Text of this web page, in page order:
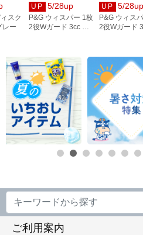
UP 5/28up
P&G ウィスパー 1枚
2役Wガード 3cc 無
UP 5/28up
P&G ウィス
2役Wガード
スク
レー
ご利用案内